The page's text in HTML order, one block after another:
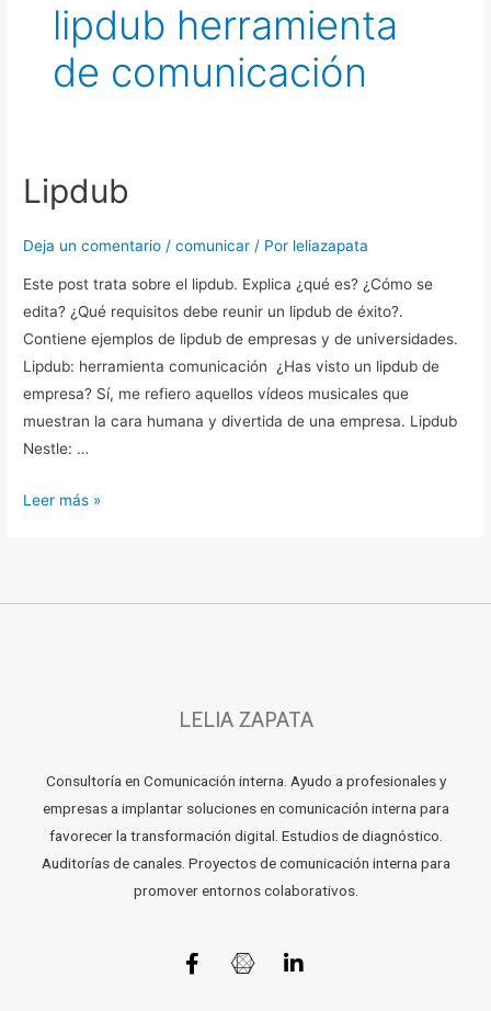
lipdub herramienta
de comunicación
Lipdub
Deja un comentario /comunicar / Por leliazapata
Este post trata sobre el lipdub. Explica ¿qué es? ¿Cómo se
edita? ¿Qué requisitos debe reunir un lipdub de éxito?.
Contiene ejemplos de lipdub de empresas y de universidades.
Lipdub: herramienta comunicación ¿Has visto un lipdub de
empresa? Sí, me refiero aquellos vídeos musicales que
muestran la cara humana y divertida de una empresa. Lipdub
Nestle: …
Lipdub
Leer más »
LELIA ZAPATA
Consultoría en Comunicación interna. Ayudo a profesionales y
empresas a implantar soluciones en comunicación interna para
favorecer la transformación digital. Estudios de diagnóstico.
Auditorías de canales. Proyectos de comunicación interna para
promover entornos colaborativos.